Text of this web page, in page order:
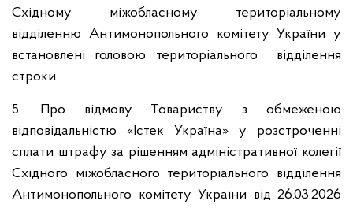
Східному міжобласному територіальному
відділенню Антимонопольного комітету України у
встановлені головою територіального відділення
строки.
5. Про відмову Товариству з обмеженою
відповідальністю «Істек Україна» у розстроченні
сплати штрафу за рішенням адміністративної колегії
Східного міжобласного територіального відділення
Антимонопольного комітету України від 26.03.2026